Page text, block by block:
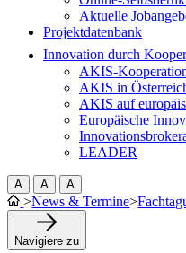
Aktuelle
Projektdatenbank
Innovation durch
AKIS-
AKIS in
AKIS auf
Europäische
LEADER
A A A
>News & Termine>
Navigiere zu